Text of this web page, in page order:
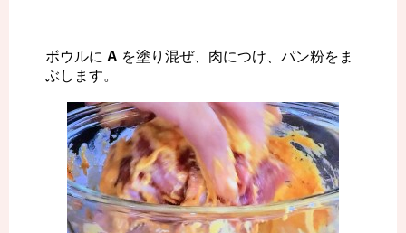
ボウルに A を塗り混ぜ、肉につけ、パン粉をま
ぶします。